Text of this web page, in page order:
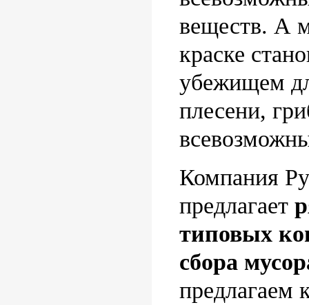
веществ. А
краске
убежищем
плесени,
Компания
предлагает
типовых
сбора
предлагаем